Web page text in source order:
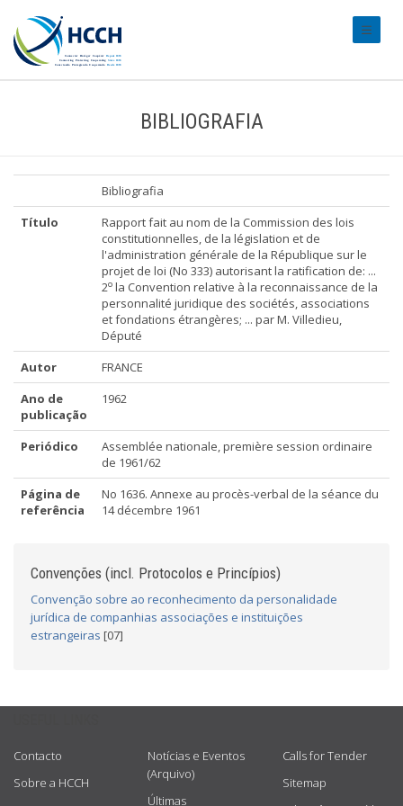
BIBLIOGRAFIA
Bibliografia
Título
Rapport fait au nom de la Commission des lois
constitutionnelles, de la législation et de
l'administration générale de la République sur le
projet de loi (No 333) autorisant la ratification de: ...
2o la Convention relative à la reconnaissance de la
personnalité juridique des sociétés, associations
et fondations étrangères; ... par M. Villedieu,
Député
Autor
FRANCE
Ano de
publicação
1962
Periódico
Assemblée nationale, première session ordinaire
de 1961/62
Página de
referência
No 1636. Annexe au procès-verbal de la séance du
14 décembre 1961
Convenções (incl. Protocolos e Princípios)
Convenção sobre ao reconhecimento da personalidade
jurídica de companhias associações e instituições
estrangeiras [07]
Contacto
Sobre a HCCH
Notícias e Eventos
(Arquivo)
Últimas
Calls for Tender
Sitemap